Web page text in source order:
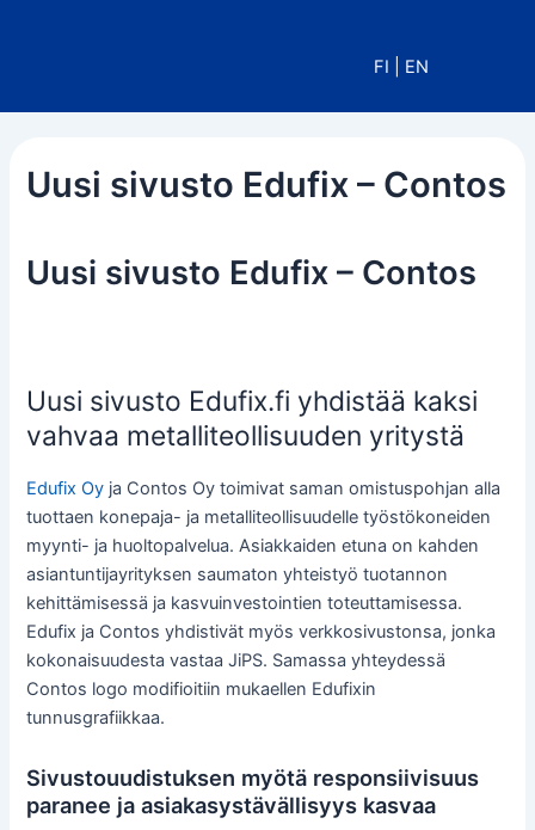
FI
EN
Uusi sivusto Edufix – Contos
Uusi sivusto Edufix – Contos
Uusi sivusto Edufix.fi yhdistää kaksi
vahvaa metalliteollisuuden yritystä
Edufix Oy ja Contos Oy toimivat saman omistuspohjan alla
tuottaen konepaja- ja metalliteollisuudelle työstökoneiden
myynti- ja huoltopalvelua. Asiakkaiden etuna on kahden
asiantuntijayrityksen saumaton yhteistyö tuotannon
kehittämisessä ja kasvuinvestointien toteuttamisessa.
Edufix ja Contos yhdistivät myös verkkosivustonsa, jonka
kokonaisuudesta vastaa JiPS. Samassa yhteydessä
Contos logo modifioitiin mukaellen Edufixin
tunnusgrafiikkaa.
Sivustouudistuksen myötä responsiivisuus
paranee ja asiakasystävällisyys kasvaa